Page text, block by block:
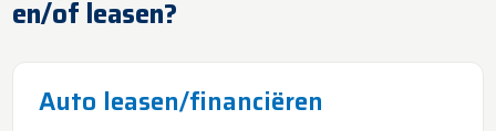
en/of leasen?
Auto leasen/financiëren